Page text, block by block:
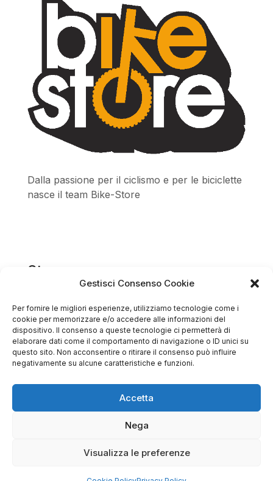
Gestisci Consenso Cookie
Per fornire le migliori esperienze, utilizziamo tecnologie come i
cookie per memorizzare e/o accedere alle informazioni del
dispositivo. Il consenso a queste tecnologie ci permetterà di
elaborare dati come il comportamento di navigazione o ID unici su
questo sito. Non acconsentire o ritirare il consenso può influire
negativamente su alcune caratteristiche e funzioni.
Accetta
Nega
Visualizza le preferenze
Dalla passione per il ciclismo e per le biciclette
nasce il team Bike-Store
Store
00173 Roma
+39 06 7932 0130
info@bike-store.it
Orari negozio
Mar – Sab: 10 – 13:30 ⇢ 14:30 – 19:00